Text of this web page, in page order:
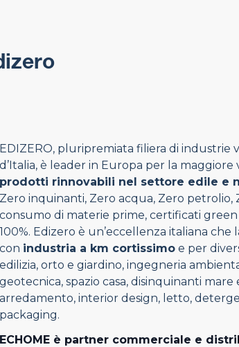
EDIZERO, pluripremiata filiera di industrie
d’Italia, è leader in Europa per la maggiore
prodotti rinnovabili nel settore edile e
Zero inquinanti, Zero acqua, Zero petrolio,
consumo di materie prime, certificati green
100%. Edizero è un’eccellenza italiana che
con industria a km cortissimoe per
edilizia, orto e giardino, ingegneria
geotecnica, spazio casa, disinquinanti mare
arredamento, interior design, letto,
packaging.
ECHOME è partner commerciale e